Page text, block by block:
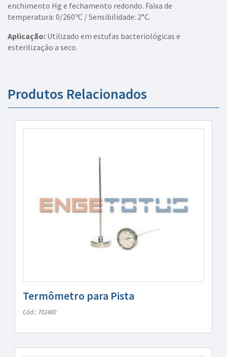
enchimento Hg e fechamento redondo. Faixa de
temperatura: 0/260ºC / Sensibilidade: 2°C.
Aplicação: Utilizado em estufas bacteriológicas e
esterilização a seco.
Produtos Relacionados
Termômetro para Pista
Cód.: 702400